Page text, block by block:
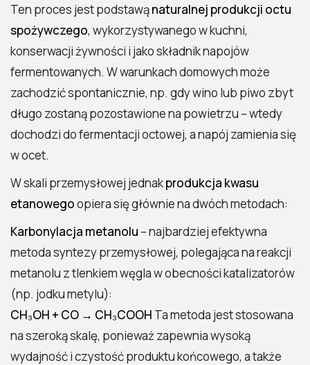
Ten proces jest podstawąnaturalnej produkcji octu
spożywczego, wykorzystywanego w kuchni,
konserwacji żywności i jako składnik napojów
fermentowanych. W warunkach domowych może
zachodzić spontanicznie, np. gdy wino lub piwo zbyt
długo zostaną pozostawione na powietrzu – wtedy
dochodzi do fermentacji octowej, a napój zamienia się
w ocet.
W skali przemysłowej jednakprodukcja kwasu
etanowegoopiera się głównie na dwóch metodach:
Karbonylacja metanolu – najbardziej efektywna
metoda syntezy przemysłowej, polegająca na reakcji
metanolu z tlenkiem węgla w obecności katalizatorów
(np. jodku metylu):
CH₃OH + CO → CH₃COOH Ta metoda jest stosowana
na szeroką skalę, ponieważ zapewnia wysoką
wydajność i czystość produktu końcowego, a także